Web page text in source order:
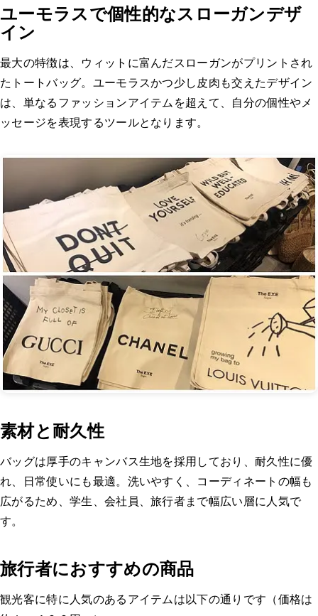
ユーモラスで個性的なスローガンデザ
イン
最大の特徴は、ウィットに富んだスローガンがプリントされ
たトートバッグ。ユーモラスかつ少し皮肉も交えたデザイン
は、単なるファッションアイテムを超えて、自分の個性やメ
ッセージを表現するツールとなります。
素材と耐久性
バッグは厚手のキャンバス生地を採用しており、耐久性に優
れ、日常使いにも最適。洗いやすく、コーディネートの幅も
広がるため、学生、会社員、旅行者まで幅広い層に人気で
す。
旅行者におすすめの商品
観光客に特に人気のあるアイテムは以下の通りです（価格は